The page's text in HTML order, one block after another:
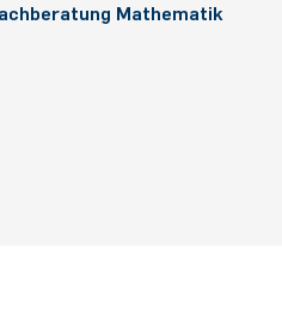
Mathematik